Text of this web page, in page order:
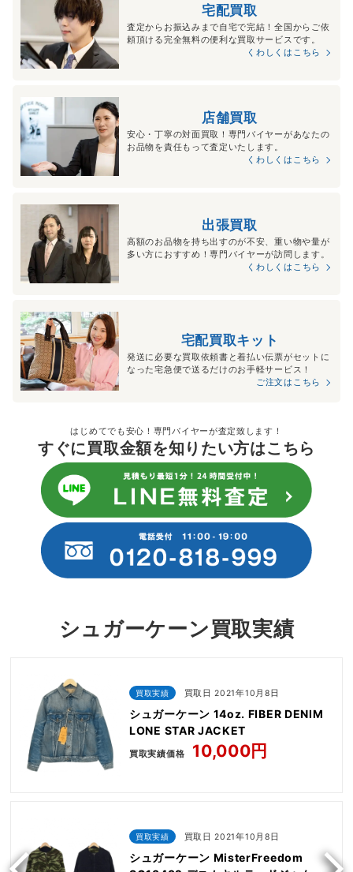
宅配買取
査定からお振込みまで自宅で完結！全国からご依
頼頂ける完全無料の便利な買取サービスです。
くわしくはこちら
店舗買取
安心・丁寧の対面買取！専門バイヤーがあなたの
お品物を責任もって査定いたします。
くわしくはこちら
出張買取
高額のお品物を持ち出すのが不安、重い物や量が
多い方におすすめ！専門バイヤーが訪問します。
くわしくはこちら
宅配買取キット
発送に必要な買取依頼書と着払い伝票がセットに
なった宅急便で送るだけのお手軽サービス！
ご注文はこちら
はじめてでも安心！専門バイヤーが査定致します！
すぐに買取金額を知りたい方はこちら
シュガーケーン買取実績
買取実績 買取日 2021年10月8日
シュガーケーン 14oz. FIBER DENIM
LONE STAR JACKET
買取実績価格 10,000円
買取実績 買取日 2021年10月8日
シュガーケーン MisterFreedom